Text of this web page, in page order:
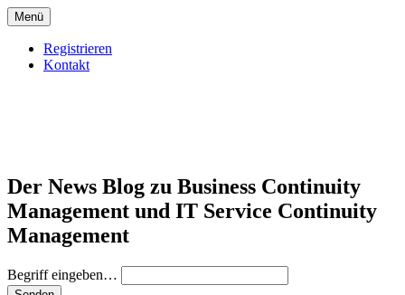
Menü
Registrieren
Kontakt
Der News Blog zu Business Continuity
Management und IT Service Continuity
Management
Begriff eingeben…